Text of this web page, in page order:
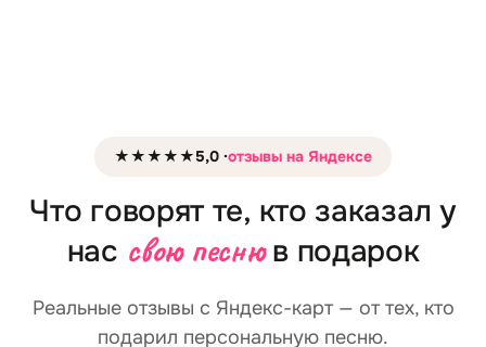
★★★★★5,0 ·отзывы на Яндексе
Что говорят те, кто заказал у
нас свою песнюв подарок
Реальные отзывы с Яндекс-карт — от тех, кто
подарил персональную песню.